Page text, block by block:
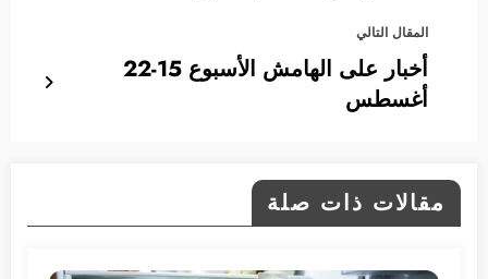
المقال التالي
أخبار على الهامش الأسبوع 15-22
أغسطس
مقالات ذات صلة